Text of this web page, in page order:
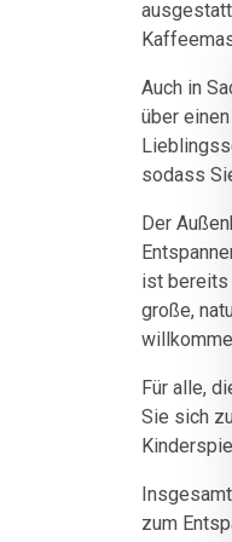
Auch in
über
sodass
Der
ist bereits
große,
Für alle,
Sie sich
zum